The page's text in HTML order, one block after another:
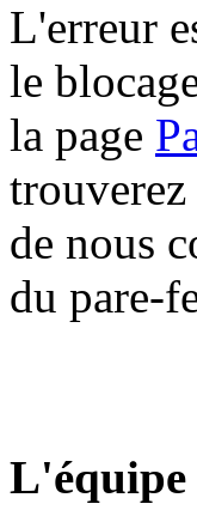
L'erreur
le
la page
de nous
du pare-
L'équipe